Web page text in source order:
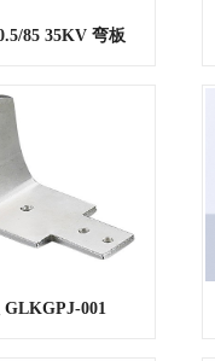
85 35KV 弯板
GLKGPJ-001